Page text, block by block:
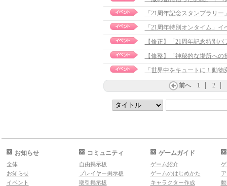
「21周年記念スタンプラリ
「21周年特別オンタイム」
【修正】「21周年記念特別
【修整】「神秘的な場所へ
「世界中をキュートに！動
前へ 1 2
お知らせ
全体
お知らせ
イベント
コミュニティ
自由掲示板
プレイヤー掲示板
取引掲示板
ゲームガイド
ゲーム紹介
ゲームのはじめかた
キャラクター作成